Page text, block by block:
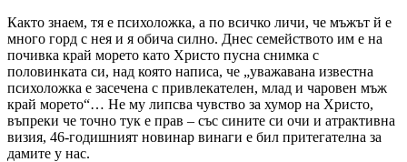
Както знаем, тя е психоложка, а по всичко личи, че мъжът й е
много горд с нея и я обича силно. Днес семейството им е на
почивка край морето като Христо пусна снимка с
половинката си, над която написа, че „уважавана известна
психоложка е засечена с привлекателен, млад и чаровен мъж
край морето“… Не му липсва чувство за хумор на Христо,
въпреки че точно тук е прав – със сините си очи и атрактивна
визия, 46-годишният новинар винаги е бил притегателна за
дамите у нас.